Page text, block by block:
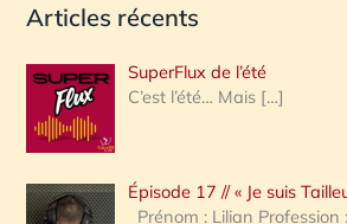
c
e
r
c
h
Articles récents
SuperFlux de l’été
C’est l’été… Mais […]
Épisode 17 // « Je suis
Prénom : Lilian Profession